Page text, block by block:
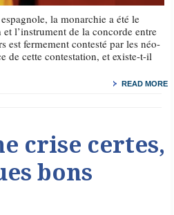
la monarchie a été le
l’instrument de la concorde entre
est fermement contesté par les néo-
de cette contestation, et existe-t-il
READ MORE
crise certes,
bons